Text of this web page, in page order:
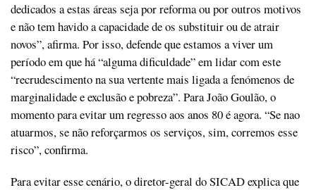
dedicados a estas áreas seja por reforma ou por outros motivos
e não tem havido a capacidade de os substituir ou de atrair
novos”, afirma. Por isso, defende que estamos a viver um
período em que há “alguma dificuldade” em lidar com este
“recrudescimento na sua vertente mais ligada a fenómenos de
marginalidade e exclusão e pobreza”. Para João Goulão, o
momento para evitar um regresso aos anos 80 é agora. “Se nao
atuarmos, se não reforçarmos os serviços, sim, corremos esse
risco”, confirma.
Para evitar esse cenário, o diretor-geral do SICAD explica que